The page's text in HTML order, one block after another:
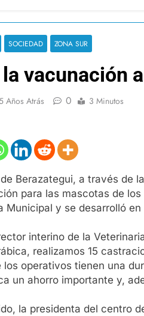
SOCIEDAD ZONA SUR
vacunación
Años Atrás 0 3 Minutos
Berazategui, a través de
para las mascotas de
Municipal y se desarrolló
interino de la
realizamos 15
operativos tienen una
un ahorro importante y,
la presidenta del centro